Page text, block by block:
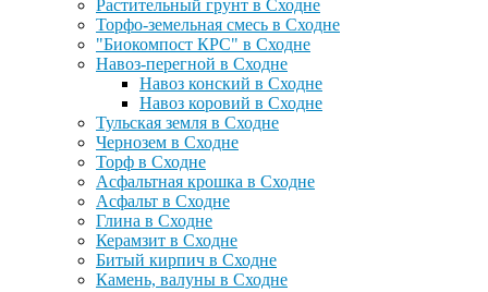
Растительный грунт в Сходне
Торфо-земельная смесь в Сходне
"Биокомпост КРС" в Сходне
Навоз-перегной в Сходне
Навоз конский в Сходне
Навоз коровий в Сходне
Тульская земля в Сходне
Чернозем в Сходне
Торф в Сходне
Асфальтная крошка в Сходне
Асфальт в Сходне
Глина в Сходне
Керамзит в Сходне
Битый кирпич в Сходне
Камень, валуны в Сходне